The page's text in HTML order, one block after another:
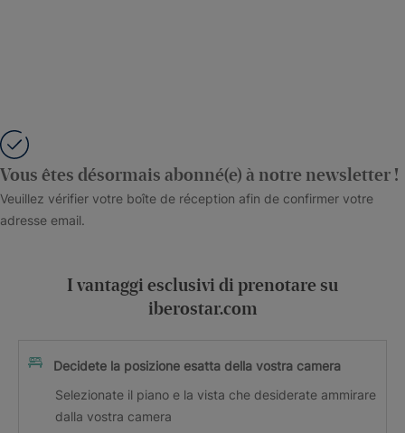
Vous êtes désormais abonné(e) à notre newsletter !
Veuillez vérifier votre boîte de réception afin de confirmer votre
adresse email.
I vantaggi esclusivi di prenotare su
iberostar.com
Decidete la posizione esatta della vostra camera
Selezionate il piano e la vista che desiderate ammirare
dalla vostra camera